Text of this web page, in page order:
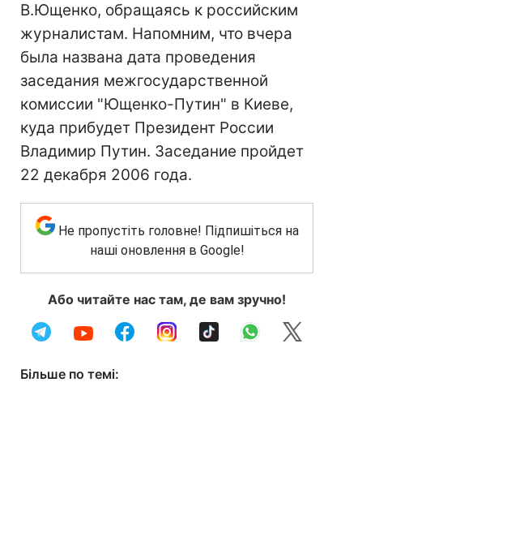
В.Ющенко, обращаясь к российским
журналистам. Напомним, что вчера
была названа дата проведения
заседания межгосударственной
комиссии "Ющенко-Путин" в Киеве,
куда прибудет Президент России
Владимир Путин. Заседание пройдет
22 декабря 2006 года.
Не пропустіть головне! Підпишіться на
наші оновлення в Google!
Або читайте нас там, де вам зручно!
Більше по темі: